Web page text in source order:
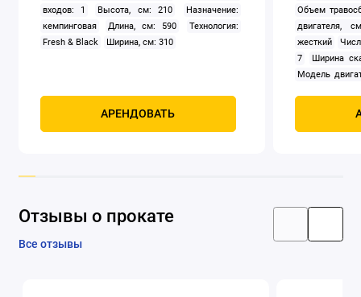
входов: 1
Высота, см: 210
Назначение:
кемпинговая
Длина, см: 590
Технология:
Fresh & Black
Ширина, см: 310
АРЕНДОВАТЬ
Объем
двигателя,
жесткий
7
Ширина
Модель
Отзывы о прокате
Все отзывы